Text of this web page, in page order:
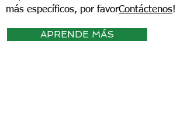
más específicos, por favorContáctenos!
APRENDE MÁS